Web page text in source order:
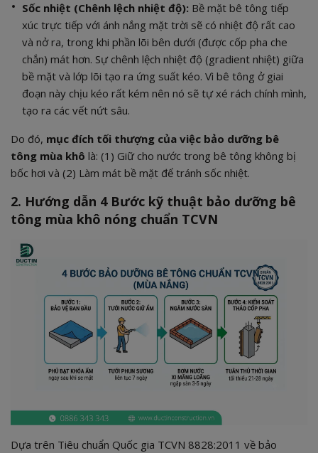
Sốc nhiệt (Chênh lệch nhiệt độ): Bề mặt bê tông tiếp
xúc trực tiếp với ánh nắng mặt trời sẽ có nhiệt độ rất cao
và nở ra, trong khi phần lõi bên dưới (được cốp pha che
chắn) mát hơn. Sự chênh lệch nhiệt độ (gradient nhiệt) giữa
bề mặt và lớp lõi tạo ra ứng suất kéo. Vì bê tông ở giai
đoạn này chịu kéo rất kém nên nó sẽ tự xé rách chính mình,
tạo ra các vết nứt sâu.
Do đó, mục đích tối thượng của việc bảo dưỡng bê
tông mùa khô là: (1) Giữ cho nước trong bê tông không bị
bốc hơi và (2) Làm mát bề mặt để tránh sốc nhiệt.
2. Hướng dẫn 4 Bước kỹ thuật bảo dưỡng bê
tông mùa khô nóng chuẩn TCVN
Dựa trên Tiêu chuẩn Quốc gia TCVN 8828:2011 về bảo